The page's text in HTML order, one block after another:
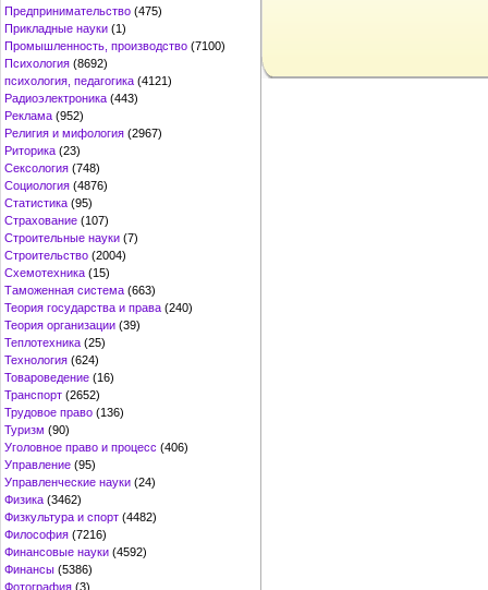
Предпринимательство (475)
Прикладные науки (1)
Промышленность, производство (7100)
Психология (8692)
психология, педагогика (4121)
Радиоэлектроника (443)
Реклама (952)
Религия и мифология (2967)
Риторика (23)
Сексология (748)
Социология (4876)
Статистика (95)
Страхование (107)
Строительные науки (7)
Строительство (2004)
Схемотехника (15)
Таможенная система (663)
Теория государства и права (240)
Теория организации (39)
Теплотехника (25)
Технология (624)
Товароведение (16)
Транспорт (2652)
Трудовое право (136)
Туризм (90)
Уголовное право и процесс (406)
Управление (95)
Управленческие науки (24)
Физика (3462)
Физкультура и спорт (4482)
Философия (7216)
Финансовые науки (4592)
Финансы (5386)
Фотография (3)